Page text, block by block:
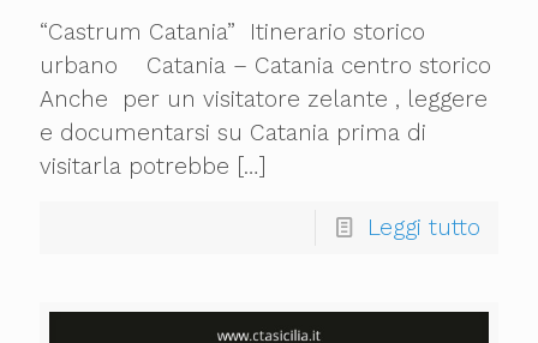
“Castrum Catania” Itinerario storico
urbano Catania – Catania centro storico
Anche per un visitatore zelante , leggere
e documentarsi su Catania prima di
visitarla potrebbe […]
Leggi tutto